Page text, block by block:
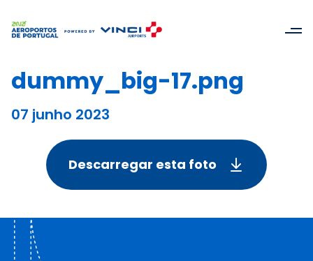
dummy_big-17.png
07 junho 2023
Descarregar esta foto